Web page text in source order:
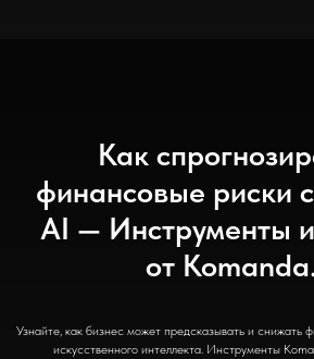
Как
финансовые риски
AI — Инструменты
от
Узнайте, как бизнес может предсказывать и
искусственного интеллекта. Инструменты